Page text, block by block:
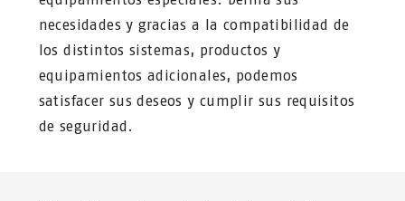
necesidades y gracias a la compatibilidad de
los distintos sistemas, productos y
equipamientos adicionales, podemos
satisfacer sus deseos y cumplir sus requisitos
de seguridad.